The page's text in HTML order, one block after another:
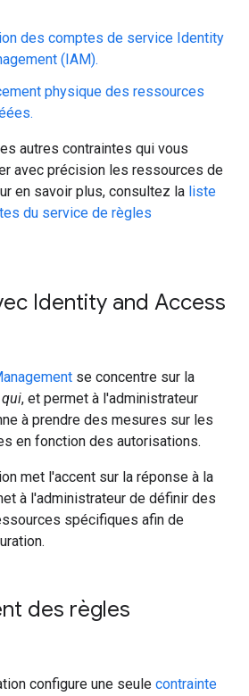
des comptes de service Identity
(IAM).
physique des ressources
autres contraintes qui vous
avec précision les ressources de
en savoir plus, consultez la liste
du service de règles
Identity and Access
se concentre sur la
qui, et permet à l'administrateur
à prendre des mesures sur les
en fonction des autorisations.
met l'accent sur la réponse à la
à l'administrateur de définir des
spécifiques afin de
des règles
configure une seule contrainte